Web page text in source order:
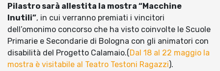
Pilastro sarà allestita la mostra “Macchine
Inutili”, in cui verranno premiati i vincitori
dell’omonimo concorso che ha visto coinvolte le Scuole
Primarie e Secondarie di Bologna con gli animatori con
disabilità del Progetto Calamaio.( Dal 18 al 22 maggio la
mostra è visitabile al Teatro Testoni Ragazzi).